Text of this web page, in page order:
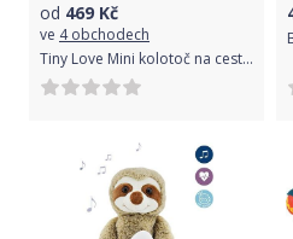
od 469 Kč
ve 4 obchodech
Tiny Love Mini kolotoč na cesty Tiny Princess